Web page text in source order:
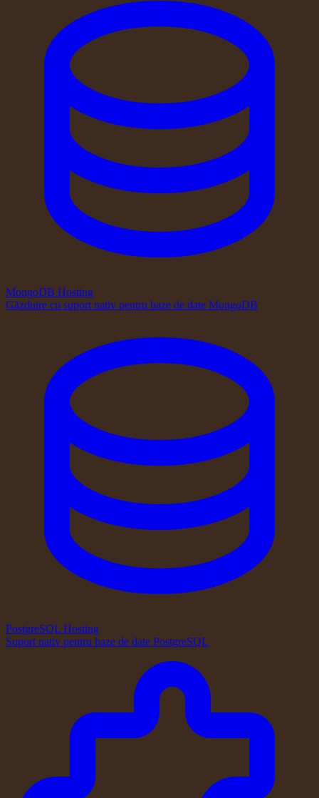
MongoDB Hosting
Găzduire cu suport nativ pentru baze de date MongoDB
PostgreSQL Hosting
Suport nativ pentru baze de date PostgreSQL